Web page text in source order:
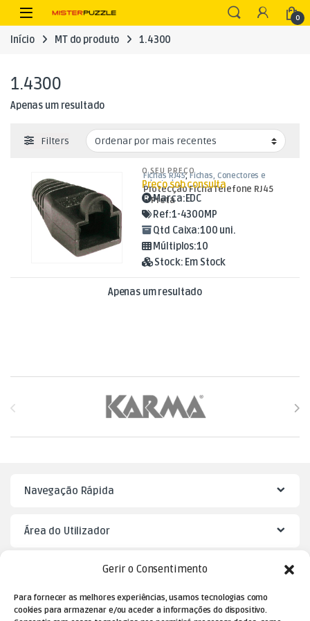
Gerir o Consentimento
Para fornecer as melhores experiências, usamos tecnologias como
cookies para armazenar e/ou aceder a informações do dispositivo.
Skip to navigation
Skip to content
Open 0
Início MT do produto 1.4300
1.4300
Apenas um resultado
Filters
Fichas RJ45, Fichas, Conectores e
Adaptadores
Protecção Ficha Telefone RJ45
– Preta
O SEU PREÇO
Preço sob consulta
Marca:EDC
Ref:1-4300MP
Qtd Caixa:100 uni.
Múltiplos:10
Stock: Em Stock
Apenas um resultado
Navegação Rápida
Área do Utilizador